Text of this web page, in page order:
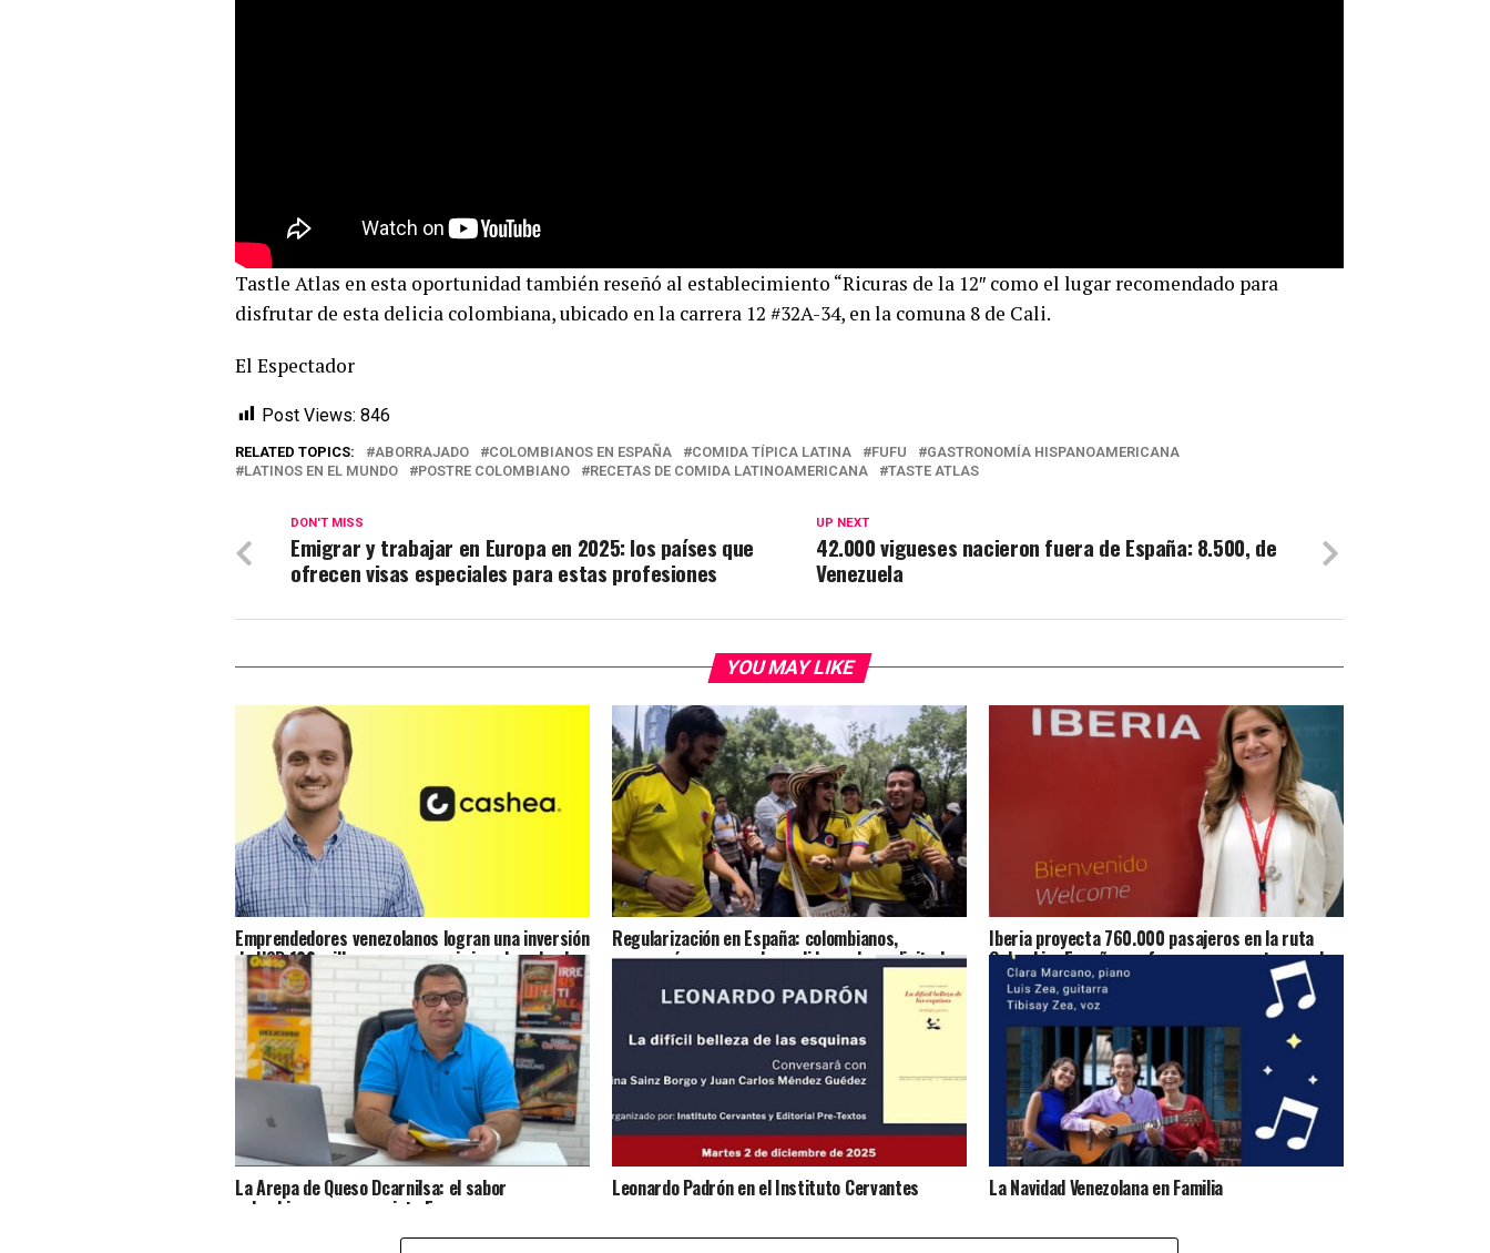
Tastle Atlas en esta oportunidad también reseñó al establecimiento “Ricuras de la 12″ como el lugar recomendado para
disfrutar de esta delicia colombiana, ubicado en la carrera 12 #32A-34, en la comuna 8 de Cali.
El Espectador
Post Views: 846
RELATED TOPICS: ABORRAJADO COLOMBIANOS EN ESPAÑA COMIDA TÍPICA LATINA FUFU
GASTRONOMÍA HISPANOAMERICANA
LATINOS EN EL MUNDO
POSTRE COLOMBIANO RECETAS DE COMIDA LATINOAMERICANA TASTE ATLAS
UP NEXT
42.000 vigueses nacieron fuera de España: 8.500, de
Venezuela
DON'T MISS
Emigrar y trabajar en Europa en 2025: los países que
ofrecen visas especiales ​para estas profesiones
YOU MAY LIKE
Emprendedores venezolanos logran una inversión
de USD 100 millones para seguir impulsando el
acceso al crédito en Venezuela
Regularización en España: colombianos,
marroquíes y venezolanos lideran las solicitudes
Iberia proyecta 760.000 pasajeros en la ruta
Colombia–España y refuerza su apuesta por el
mercado colombiano en 2026
La Arepa de Queso Dcarnilsa: el sabor
colombiano que conquista Europa
Leonardo Padrón en el Instituto Cervantes La Navidad Venezolana en Familia